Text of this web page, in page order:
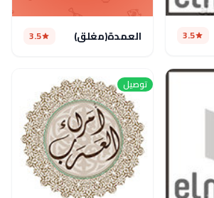
3.5 العمدة(مغلق) 3.5
توصيل